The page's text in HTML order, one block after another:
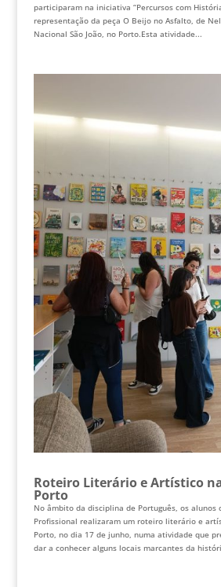
participaram na iniciativa “Percursos com
representação da peça O Beijo no Asfalto, de
Nacional São João, no Porto.Esta atividade...
Roteiro Literário e Artístico
Porto
No âmbito da disciplina de Português, os alunos
Profissional realizaram um roteiro literário e
Porto, no dia 17 de junho, numa atividade que
dar a conhecer alguns locais marcantes da